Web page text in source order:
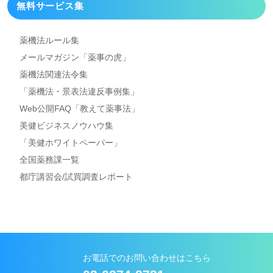
無料サービス集
薬機法ルール集
メールマガジン「薬事の虎」
薬機法関連法令集
「薬機法・景表法違反事例集」
Web公開FAQ「教えて薬事法」
美健ビジネスノウハウ集
「美健ホワイトペーパー」
全国薬務課一覧
都庁講習会/試買調査レポート
お電話でのお問い合わせはこちら